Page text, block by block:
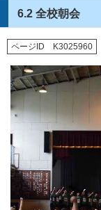
6.2 全校朝会
ページID K3025960